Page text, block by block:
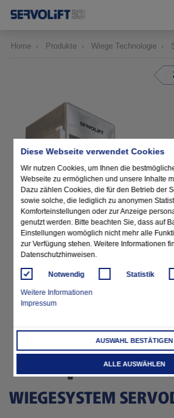
Diese Webseite verwendet Cookies
Wir nutzen Cookies, um Ihnen die
Webseite zu ermöglichen und unsere Inhalte
Dazu zählen Cookies, die für den Betrieb der
sowie solche, die lediglich zu anonymen
Komforteinstellungen oder zur Anzeige
genutzt werden. Bitte beachten Sie, dass auf
Einstellungen womöglich nicht mehr alle
zur Verfügung stehen. Weitere Informationen
Datenschutzhinweisen.
Notwendig Statistik
Weitere Informationen
Impressum
AUSWAHL BESTÄTIGEN
ALLE AUSWÄHLEN
Home Produkte Wiege Technologie
WIEGESYSTEM